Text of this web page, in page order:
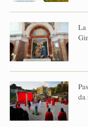
La
da